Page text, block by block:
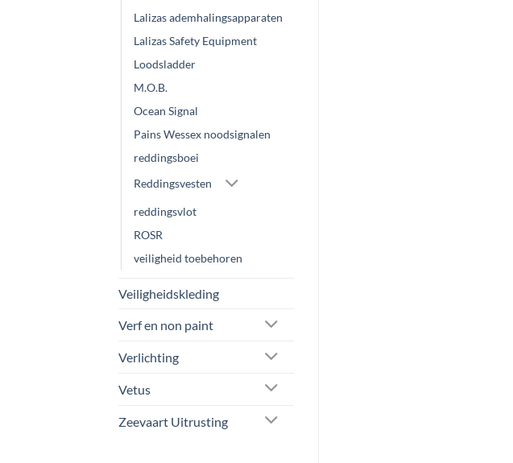
Lalizas ademhalingsapparaten
Lalizas Safety Equipment
Loodsladder
M.O.B.
Ocean Signal
Pains Wessex noodsignalen
reddingsboei
Reddingsvesten
reddingsvlot
ROSR
veiligheid toebehoren
Veiligheidskleding
Verf en non paint
Verlichting
Vetus
Zeevaart Uitrusting